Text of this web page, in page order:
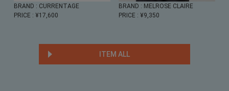
BRAND : CURRENTAGE
PRICE : ¥17,600
BRAND : MELROSE CLAIRE
PRICE : ¥9,350
ITEM ALL